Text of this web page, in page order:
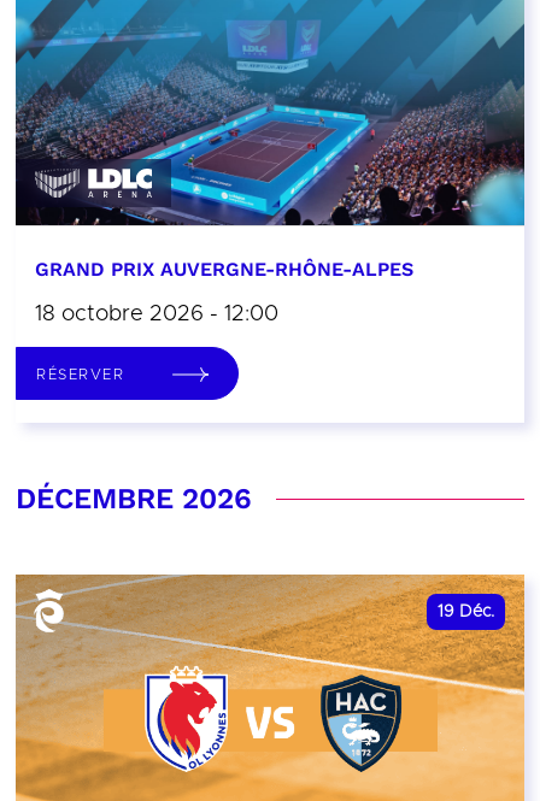
GRAND PRIX AUVERGNE-RHÔNE-ALPES
18 octobre 2026 - 12:00
RÉSERVER
DÉCEMBRE 2026
19 Déc.